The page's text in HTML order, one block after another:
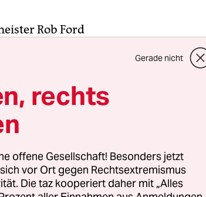
Rob Ford
44-jährige wohl
am
einer
vergangenen
Und auch
der Bürgermeister
Gerade nicht
rechts
offene Gesellschaft! Besonders jetzt
vor Ort gegen Rechtsextremismus
Die taz kooperiert daher mit „Alles